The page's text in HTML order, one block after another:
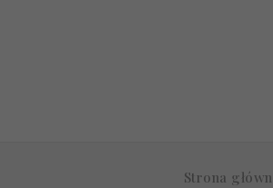
Strona